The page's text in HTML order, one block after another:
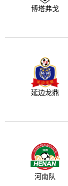
博塔弗戈
延边龙鼎
河南队